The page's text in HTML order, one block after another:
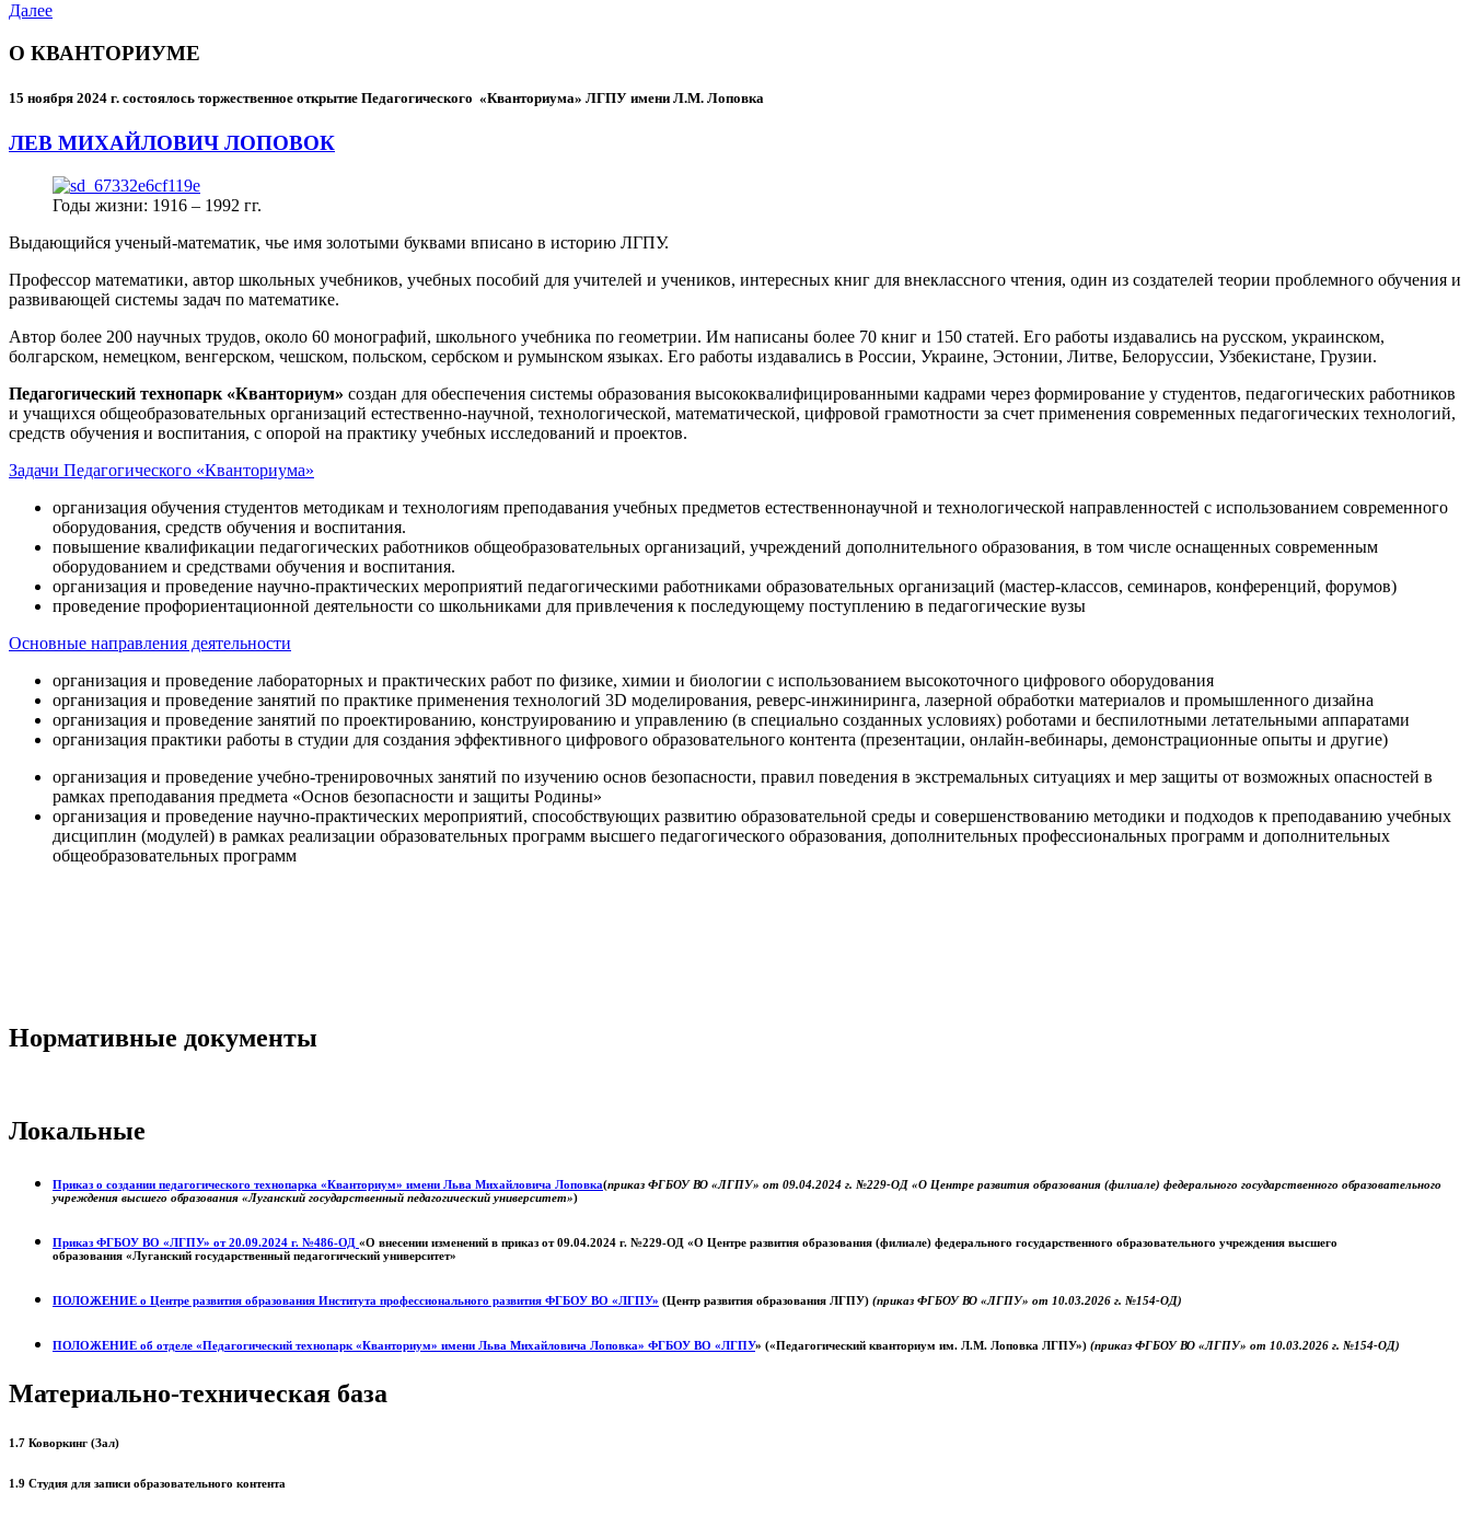
Далее
О КВАНТОРИУМЕ
15 ноября 2024 г. состоялось торжественное открытие Педагогического «Кванториума» ЛГПУ имени Л.М. Лоповка
ЛЕВ МИХАЙЛОВИЧ ЛОПОВОК
Годы жизни: 1916 – 1992 гг.
Выдающийся ученый-математик, чье имя золотыми буквами вписано в историю ЛГПУ.
Профессор математики, автор школьных учебников, учебных пособий для учителей и учеников, интересных книг для внеклассного чтения, один из создателей теории проблемного обучения и
развивающей системы задач по математике.
Автор более 200 научных трудов, около 60 монографий, школьного учебника по геометрии. Им написаны более 70 книг и 150 статей. Его работы издавались на русском, украинском,
болгарском, немецком, венгерском, чешском, польском, сербском и румынском языках. Его работы издавались в России, Украине, Эстонии, Литве, Белоруссии, Узбекистане, Грузии.
Педагогический технопарк «Кванториум» создан для обеспечения системы образования высококвалифицированными кадрами через формирование у студентов, педагогических работников
и учащихся общеобразовательных организаций естественно-научной, технологической, математической, цифровой грамотности за счет применения современных педагогических технологий,
средств обучения и воспитания, с опорой на практику учебных исследований и проектов.
Задачи Педагогического «Кванториума»
организация обучения студентов методикам и технологиям преподавания учебных предметов естественнонаучной и технологической направленностей с использованием современного
оборудования, средств обучения и воспитания.
повышение квалификации педагогических работников общеобразовательных организаций, учреждений дополнительного образования, в том числе оснащенных современным
оборудованием и средствами обучения и воспитания.
организация и проведение научно-практических мероприятий педагогическими работниками образовательных организаций (мастер-классов, семинаров, конференций, форумов)
проведение профориентационной деятельности со школьниками для привлечения к последующему поступлению в педагогические вузы
Основные направления деятельности
организация и проведение лабораторных и практических работ по физике, химии и биологии с использованием высокоточного цифрового оборудования
организация и проведение занятий по практике применения технологий 3D моделирования, реверс-инжиниринга, лазерной обработки материалов и промышленного дизайна
организация и проведение занятий по проектированию, конструированию и управлению (в специально созданных условиях) роботами и беспилотными летательными аппаратами
организация практики работы в студии для создания эффективного цифрового образовательного контента (презентации, онлайн-вебинары, демонстрационные опыты и другие)
организация и проведение учебно-тренировочных занятий по изучению основ безопасности, правил поведения в экстремальных ситуациях и мер защиты от возможных опасностей в
рамках преподавания предмета «Основ безопасности и защиты Родины»
организация и проведение научно-практических мероприятий, способствующих развитию образовательной среды и совершенствованию методики и подходов к преподаванию учебных
дисциплин (модулей) в рамках реализации образовательных программ высшего педагогического образования, дополнительных профессиональных программ и дополнительных
общеобразовательных программ
Нормативные документы
Локальные
Приказ о создании педагогического технопарка «Кванториум» имени Льва Михайловича Лоповка(приказ ФГБОУ ВО «ЛГПУ» от 09.04.2024 г. №229-ОД «О Центре развития образования (филиале) федерального государственного образовательного
учреждения высшего образования «Луганский государственный педагогический университет»)
Приказ ФГБОУ ВО «ЛГПУ» от 20.09.2024 г. №486-ОД «О внесении изменений в приказ от 09.04.2024 г. №229-ОД «О Центре развития образования (филиале) федерального государственного образовательного учреждения высшего
образования «Луганский государственный педагогический университет»
ПОЛОЖЕНИЕ о Центре развития образования Института профессионального развития ФГБОУ ВО «ЛГПУ» (Центр развития образования ЛГПУ) (приказ ФГБОУ ВО «ЛГПУ» от 10.03.2026 г. №154-ОД)
ПОЛОЖЕНИЕ об отделе «Педагогический технопарк «Кванториум» имени Льва Михайловича Лоповка» ФГБОУ ВО «ЛГПУ» («Педагогический кванториум им. Л.М. Лоповка ЛГПУ») (приказ ФГБОУ ВО «ЛГПУ» от 10.03.2026 г. №154-ОД)
Материально-техническая база
1.7 Коворкинг (Зал)
1.9 Студия для записи образовательного контента